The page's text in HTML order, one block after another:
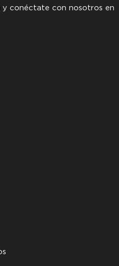
y conéctate con nosotros en